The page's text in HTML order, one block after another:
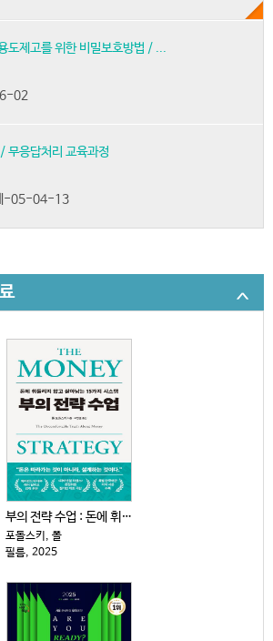
도제고를 위한 비밀보호방법 / ...
02
무응답처리 교육과정
-05-04-13
부의 전략 수업 : 돈에 휘둘리지 않고 살아남는 15가...
포돌스키, 폴
필름, 2025